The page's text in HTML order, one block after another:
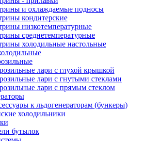
и охлаждаемые подносы
кондитерские
низкотемпературные
среднетемпературные
холодильные настольные
лари с глухой крышкой
лари с гнутыми стеклами
лари с прямым стеклом
к льдогенераторам (бункеры)
холодильники
бутылок